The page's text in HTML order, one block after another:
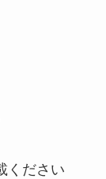
ください